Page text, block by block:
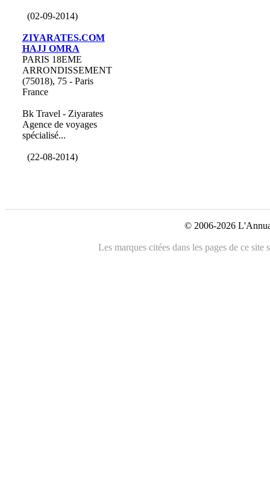
(02-09-2014)
ZIYARATES.COM
HAJJ OMRA
PARIS 18EME
ARRONDISSEMENT
(75018), 75 - Paris
France
Bk Travel - Ziyarates
Agence de voyages
spécialisé...
(22-08-2014)
© 2006-2026
Les marques citées dans les pages de ce